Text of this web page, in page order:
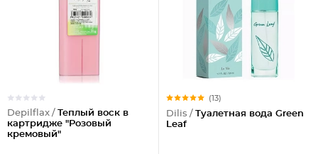
Depilflax / Теплый воск в
картридже "Розовый
кремовый"
(13)
Dilis / Туалетная вода Green
Leaf